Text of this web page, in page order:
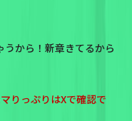
から！新章きてるから
りっぷりはXで確認で